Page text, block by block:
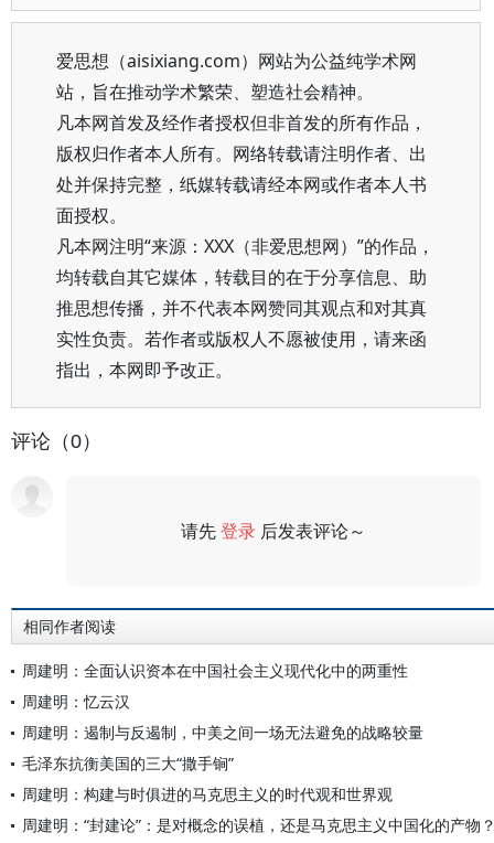
爱思想（aisixiang.com）网站为公益纯学术网
站，旨在推动学术繁荣、塑造社会精神。
凡本网首发及经作者授权但非首发的所有作品，
版权归作者本人所有。网络转载请注明作者、出
处并保持完整，纸媒转载请经本网或作者本人书
面授权。
凡本网注明“来源：XXX（非爱思想网）”的作品，
均转载自其它媒体，转载目的在于分享信息、助
推思想传播，并不代表本网赞同其观点和对其真
实性负责。若作者或版权人不愿被使用，请来函
指出，本网即予改正。
评论（0）
请先登录 后发表评论～
相同作者阅读
周建明：全面认识资本在中国社会主义现代化中的两重性
周建明：忆云汉
周建明：遏制与反遏制，中美之间一场无法避免的战略较量
毛泽东抗衡美国的三大“撒手锏”
周建明：构建与时俱进的马克思主义的时代观和世界观
周建明：“封建论”：是对概念的误植，还是马克思主义中国化的产物